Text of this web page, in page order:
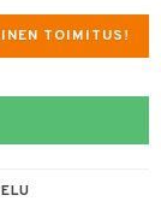
TOIMITUS!